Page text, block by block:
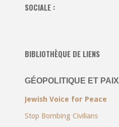
SOCIALE :
BIBLIOTHÈQUE DE LIENS
GÉOPOLITIQUE ET PAIX
Jewish Voice for Peace
Stop Bombing Civilians